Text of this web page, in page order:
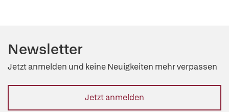
Newsletter
Jetzt anmelden und keine Neuigkeiten mehr verpassen
Jetzt anmelden